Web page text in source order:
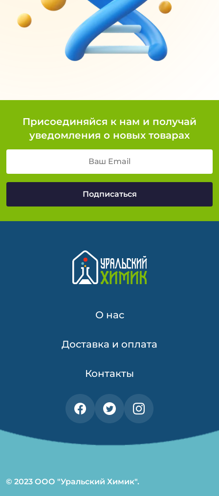
Присоединяйся к нам и получай
уведомления о новых товарах
О нас
Доставка и оплата
Контакты
© 2023 ООО "Уральский Химик".